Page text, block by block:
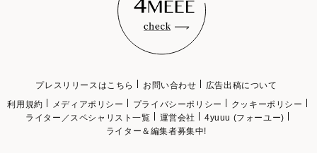
プレスリリースはこちら お問い合わせ
広告出稿について
利用規約
メディアポリシー プライバシーポリシー
クッキーポリシー
ライター／スペシャリスト一覧
運営会社
4yuuu (フォーユー)
ライター＆編集者募集中!